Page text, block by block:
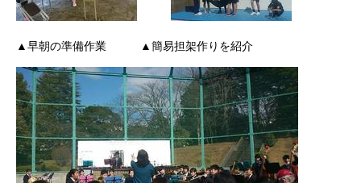
▲早朝の準備作業 ▲簡易担架作りを紹介